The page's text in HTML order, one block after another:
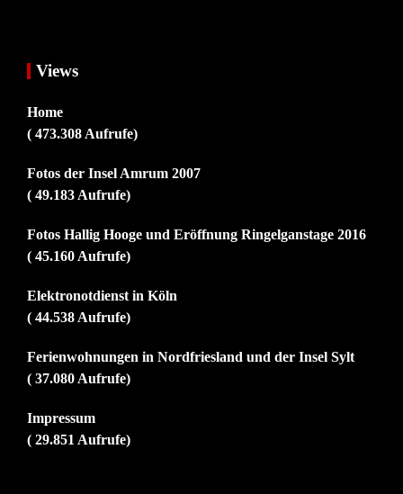
Views
Home
( 473.308 Aufrufe)
Fotos der Insel Amrum 2007
( 49.183 Aufrufe)
Fotos Hallig Hooge und Eröffnung Ringelganstage 2016
( 45.160 Aufrufe)
Elektronotdienst in Köln
( 44.538 Aufrufe)
Ferienwohnungen in Nordfriesland und der Insel Sylt
( 37.080 Aufrufe)
Impressum
( 29.851 Aufrufe)